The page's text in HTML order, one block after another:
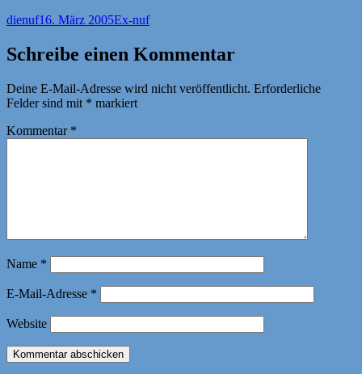
Autor
dienufVeröffentlicht
16. März 2005Kategorien
Ex-nuf
Schreibe einen Kommentar
Deine E-Mail-Adresse wird nicht veröffentlicht. Erforderliche
Felder sind mit * markiert
Kommentar *
Name *
E-Mail-Adresse *
Website